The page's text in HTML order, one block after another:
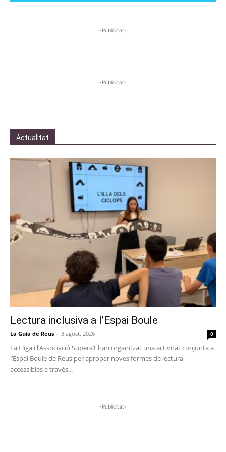
-Publicitat-
-Publicitat-
Actualitat
Lectura inclusiva a l’Espai Boule
La Guia de Reus - 3 agost, 2026 0
La Lliga i l’Associació Supera’t han organitzat una activitat conjunta a
l’Espai Boule de Reus per apropar noves formes de lectura
accessibles a través...
-Publicitat-